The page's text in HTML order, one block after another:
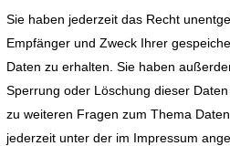
Sie haben jederzeit das Recht
Empfänger und Zweck Ihrer
Daten zu erhalten. Sie haben
Sperrung oder Löschung dieser
zu weiteren Fragen zum Thema
jederzeit unter der im Impressum